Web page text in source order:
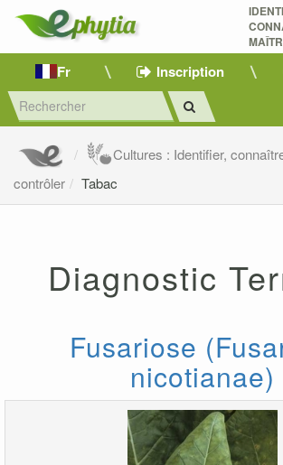
Fr Inscription
Cultures : Identifier,
contrôler
Tabac
Diagnostic
Fusariose
nicotianae)